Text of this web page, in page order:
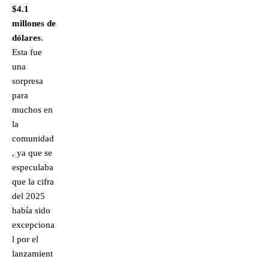
$4.1
millones de
dólares.
Esta fue
una
sorpresa
para
muchos en
la
comunidad
, ya que se
especulaba
que la cifra
del 2025
había sido
excepciona
l por el
lanzamient